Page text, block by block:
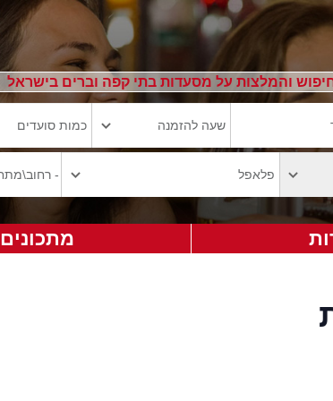
והמלצות על מסעדות בתי קפה וברים בישראל
מתכונים